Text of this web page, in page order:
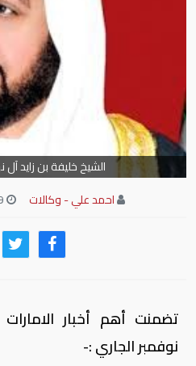
الشيخ خليفة بن زايد آل
احمد علي - وكالات
تضمنت أهم أخبار
نوفمبر الجاري :-